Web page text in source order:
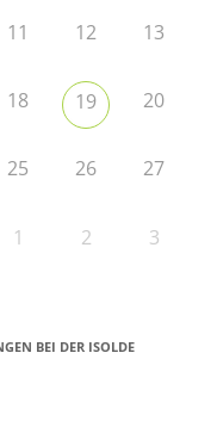
11 12 13
18 19 20
25 26 27
1 2 3
BEI DER ISOLDE R